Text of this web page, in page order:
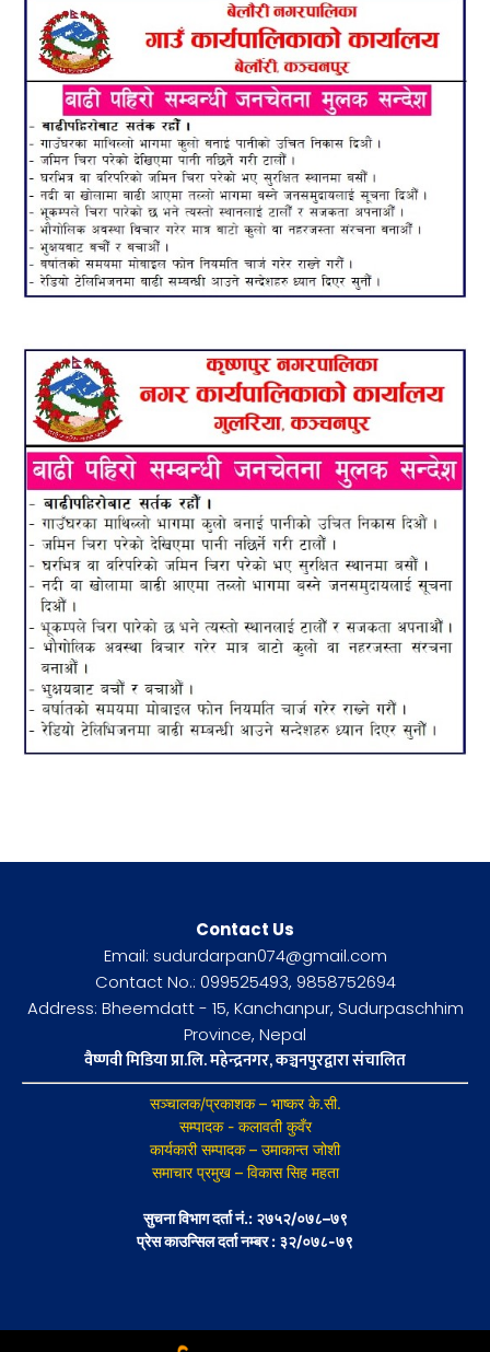
Contact Us
Email: sudurdarpan074@gmail.com
Contact No.: 099525493, 9858752694
Address: Bheemdatt - 15, Kanchanpur, Sudurpaschhim
Province, Nepal
वैष्णवी मिडिया प्रा.लि. महेन्द्रनगर, कञ्चनपुरद्वारा संचालित
सञ्चालक/प्रकाशक – भाष्कर के.सी.
सम्पादक - कलावती कुवँर
कार्यकारी सम्पादक – उमाकान्त जोशी
समाचार प्रमुख – विकास सिह महता
सुचना विभाग दर्ता नं.: २७५२/०७८–७९
प्रेस काउन्सिल दर्ता नम्बर : ३२/०७८-७९